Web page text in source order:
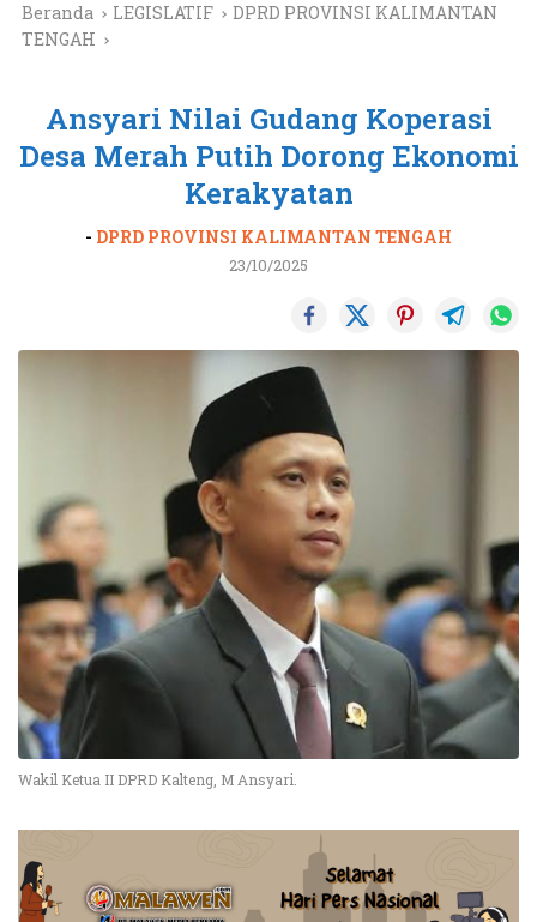
Beranda LEGISLATIF
DPRD PROVINSI KALIMANTAN
TENGAH
Ansyari Nilai Gudang Koperasi
Desa Merah Putih Dorong Ekonomi
Kerakyatan
- DPRD PROVINSI KALIMANTAN TENGAH
23/10/2025
Wakil Ketua II DPRD Kalteng, M Ansyari.